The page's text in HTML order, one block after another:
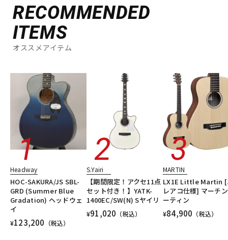
RECOMMENDED
ITEMS
オススメアイテム
Headway
HOC-SAKURA/JS SBL-
GRD (Summer Blue
Gradation) ヘッドウェ
イ
¥123,200 （税込）
S.Yairi
【期間限定！アクセ11点
セット付き！】YATK-
1400EC/SW(N) Sヤイリ
¥91,020 （税込）
MARTIN
LX1E Little Martin [
レアコ仕様] マーチ
ーティン
¥84,900 （税込）